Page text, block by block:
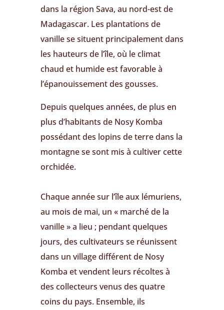
dans la région Sava, au nord-est de
Madagascar. Les plantations de
vanille se situent principalement dans
les hauteurs de l’île, où le climat
chaud et humide est favorable à
l’épanouissement des gousses.
Depuis quelques années, de plus en
plus d’habitants de Nosy Komba
possédant des lopins de terre dans la
montagne se sont mis à cultiver cette
orchidée.
Chaque année sur l’île aux lémuriens,
au mois de mai, un « marché de la
vanille » a lieu ; pendant quelques
jours, des cultivateurs se réunissent
dans un village différent de Nosy
Komba et vendent leurs récoltes à
des collecteurs venus des quatre
coins du pays. Ensemble, ils